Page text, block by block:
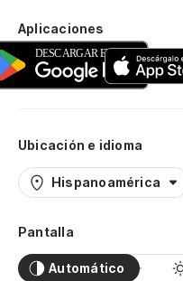
Aplicaciones
Ubicación e idioma
Hispanoamérica
Pantalla
Automático